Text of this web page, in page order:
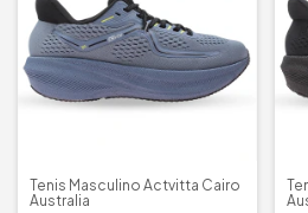
Tenis Masculino Actvitta Cairo
Australia